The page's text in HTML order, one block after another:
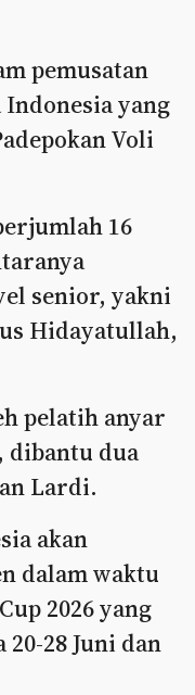
pemusatan
yang
Voli
16
senior, yakni
Hidayatullah,
pelatih anyar
dibantu dua
Lardi.
akan
dalam waktu
2026 yang
28 Juni dan